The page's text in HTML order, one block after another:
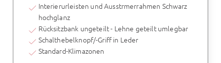
Interierurleisten und Ausstrmerrahmen Schwarz
hochglanz
Rücksitzbank ungeteilt - Lehne geteilt umlegbar
Schalthebelknopf/-Griff in Leder
Standard-Klimazonen